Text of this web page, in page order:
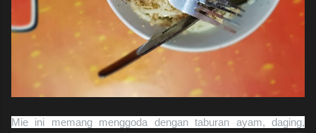
Mie ini memang menggoda dengan taburan ayam, daging,